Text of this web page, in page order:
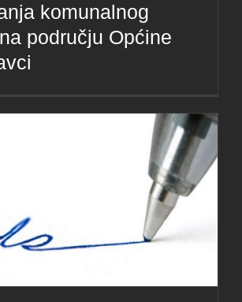
komunalnog
području Općine